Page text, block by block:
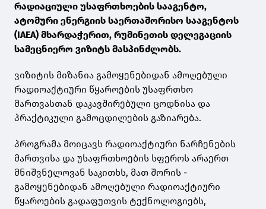
რადიაციული უსაფრთხოების სააგენტო,
ატომური ენერგიის საერთაშორისო სააგენტოს
(IAEA) მხარდაჭერით, რუმინეთის დელეგაციის
სამეცნიერო ვიზიტს მასპინძლობს.
ვიზიტის მიზანია გამოყენებიდან ამოღებული
რადიოაქტიური წყაროების უსაფრთხო
მართვასთან დაკავშირებული ცოდნისა და
პრაქტიკული გამოცდილების გაზიარება.
პროგრამა მოიცავს რადიოაქტიური ნარჩენების
მართვისა და უსაფრთხოების სფეროს არაერთ
მნიშვნელოვან საკითხს, მათ შორის -
გამოყენებიდან ამოღებული რადიოაქტიური
წყაროების გადაფუთვის ტექნოლოგიებს,